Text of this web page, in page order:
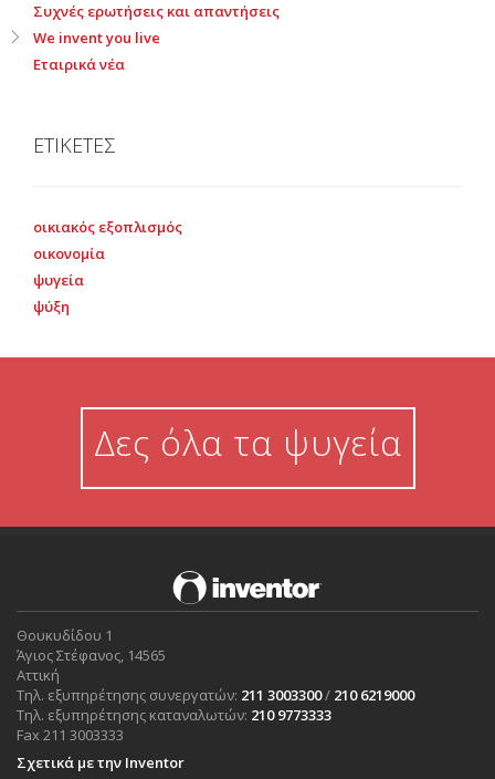
Συχνές ερωτήσεις και απαντήσεις
We invent you live
Εταιρικά νέα
ΕΤΙΚΕΤΕΣ
οικιακός εξοπλισμός
οικονομία
ψυγεία
ψύξη
Δες όλα τα ψυγεία
Θουκυδίδου 1
Άγιος Στέφανος, 14565
Αττική
Τηλ. εξυπηρέτησης συνεργατών: 211 3003300/ 210 6219000
Τηλ. εξυπηρέτησης καταναλωτών: 210 9773333
Fax 211 3003333
Σχετικά με την Inventor